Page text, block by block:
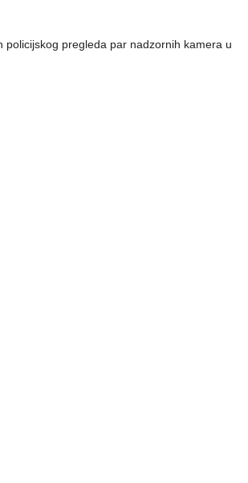
policijskog pregleda par nadzornih kamera u